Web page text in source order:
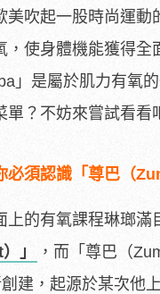
美吹起一股時尚運動
，使身體機能獲得全
」是屬於肌力有氧
單？不妨來嘗試看看
必須認識「尊巴（
上的有氧課程琳瑯滿
」
，而「尊巴（
建，起源於某次他